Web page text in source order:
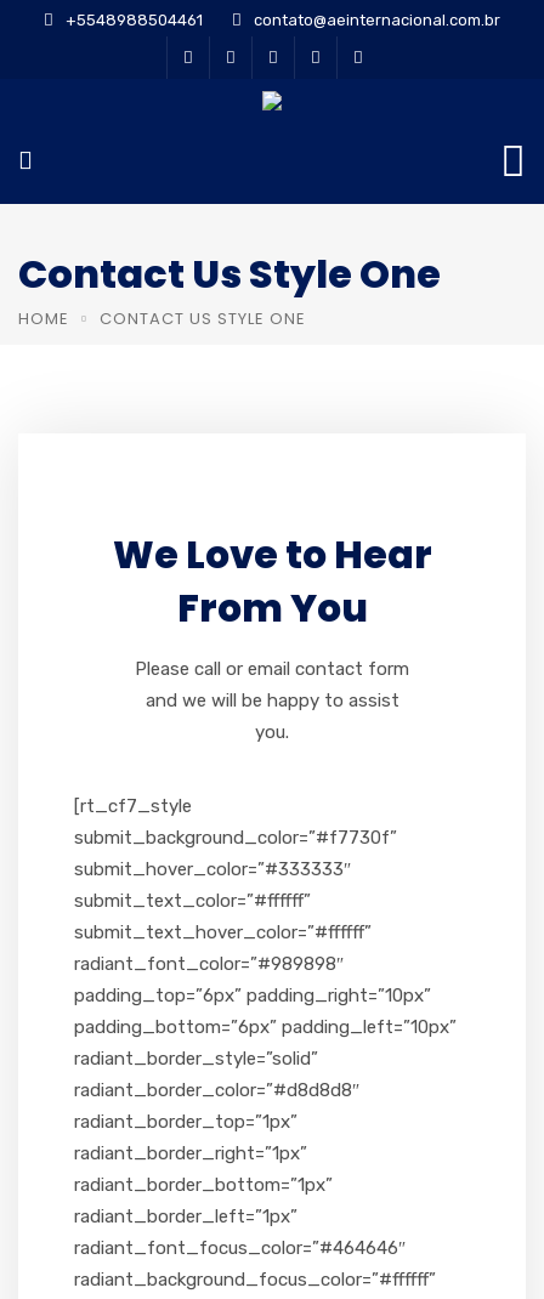
+5548988504461 contato@aeinternacional.com.br
Contact Us Style One
HOME CONTACT US STYLE ONE
We Love to Hear
From You
Please call or email contact form
and we will be happy to assist
you.
[rt_cf7_style
submit_background_color=”#f7730f”
submit_hover_color=”#333333″
submit_text_color=”#ffffff”
submit_text_hover_color=”#ffffff”
radiant_font_color=”#989898″
padding_top=”6px” padding_right=”10px”
padding_bottom=”6px” padding_left=”10px”
radiant_border_style=”solid”
radiant_border_color=”#d8d8d8″
radiant_border_top=”1px”
radiant_border_right=”1px”
radiant_border_bottom=”1px”
radiant_border_left=”1px”
radiant_font_focus_color=”#464646″
radiant_background_focus_color=”#ffffff”